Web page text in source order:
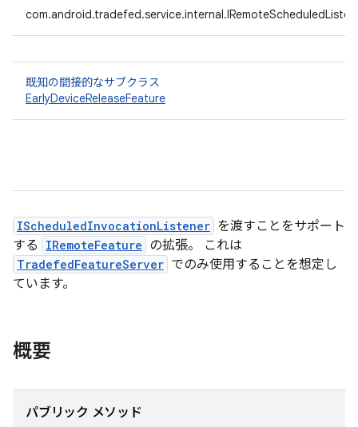
既知の間接的なサブクラス
EarlyDeviceReleaseFeature
IScheduledInvocationListener を渡すことをサポート
する
IRemoteFeature の拡張。 これは
TradefedFeatureServer でのみ使用することを想定し
ています。
概要
パブリック メソッド